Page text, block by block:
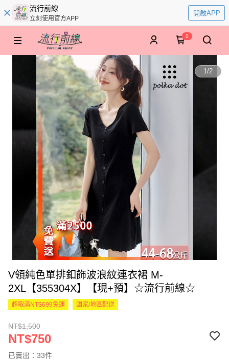
流行前線
立刻使用官方APP
開啟APP
0
1/2
V領純色單排釦飾波浪紋連衣裙 M-
2XL【355304X】【現+預】☆流行前線☆
超取滿NT$699免運 國家/地區配送
NT$1,500
NT$750
已賣出：33件